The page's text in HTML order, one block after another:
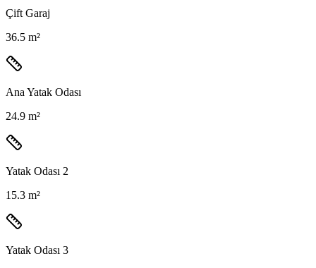
Çift Garaj
36.5 m²
Ana Yatak Odası
24.9 m²
Yatak Odası 2
15.3 m²
Yatak Odası 3